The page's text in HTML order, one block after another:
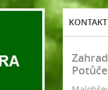
KONTAKT